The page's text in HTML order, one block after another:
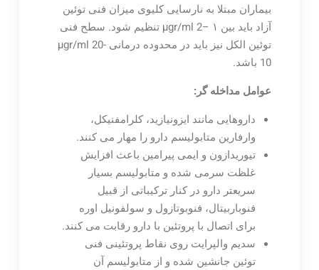
بیماران مبتلا به نارسایی کلیوی میزان فنی توئین
آزاد باید بین µgr/ml 2– ۱ تنظیم شود. سطح فنی
توئین الکل نیز باید در محدوده درمانی µgr/ml 20-
10 باشد.
عوامل مداخله گر:
داروهایی مانند ایزونیازید، کلرامفنیکل،
وارفارین متابولیسم دارو را مهار می کنند.
تیوریدازون و ایمی پیرامین باعث افزایش
غلظت سرمی شده و متابولیسم بسیار
سریعتر دارو در کنار ترکیباتی از قبیل
فنوباربیتال، فنوبوتازول و سولفونیل اوره
برای اتصال با پروتئین با دارو رقابت می کنند.
سدیم والپرایت روی نقاط پروتئینی فنی
توئین جانشین شده و از متابولیسم آن